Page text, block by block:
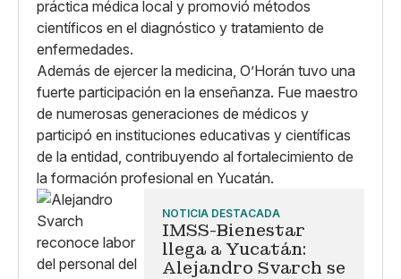
práctica médica local y promovió métodos
científicos en el diagnóstico y tratamiento de
enfermedades.
Además de ejercer la medicina, O’Horán tuvo una
fuerte participación en la enseñanza. Fue maestro
de numerosas generaciones de médicos y
participó en instituciones educativas y científicas
de la entidad, contribuyendo al fortalecimiento de
la formación profesional en Yucatán.
NOTICIA DESTACADA
IMSS-Bienestar
llega a Yucatán:
Alejandro Svarch se